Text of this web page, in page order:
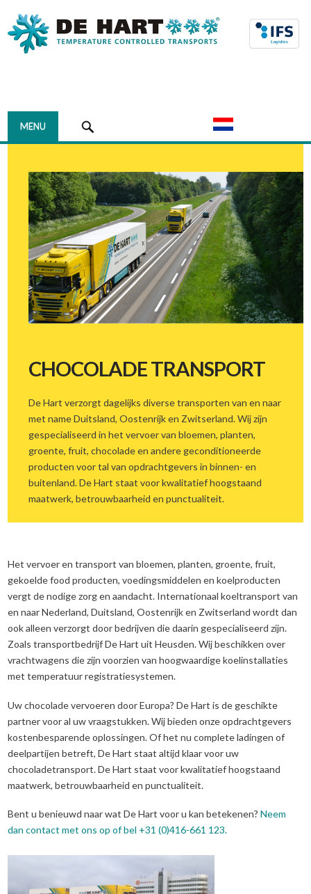
MENU Navigation
HET BEDRIJF
OVER DE HART
HISTORIE
WAAROM DE HART
CERTIFICERING
TRANSPORT
GROUPAGE
WAREHOUSING
WAGENPARK
CONTACT
CHOCOLADE TRANSPORT
De Hart verzorgt dagelijks diverse transporten van en naar
met name Duitsland, Oostenrijk en Zwitserland. Wij zijn
gespecialiseerd in het vervoer van bloemen, planten,
groente, fruit, chocolade en andere geconditioneerde
producten voor tal van opdrachtgevers in binnen- en
buitenland. De Hart staat voor kwalitatief hoogstaand
maatwerk, betrouwbaarheid en punctualiteit.
Het vervoer en transport van bloemen, planten, groente, fruit,
gekoelde food producten, voedingsmiddelen en koelproducten
vergt de nodige zorg en aandacht. Internationaal koeltransport van
en naar Nederland, Duitsland, Oostenrijk en Zwitserland wordt dan
ook alleen verzorgt door bedrijven die daarin gespecialiseerd zijn.
Zoals transportbedrijf De Hart uit Heusden. Wij beschikken over
vrachtwagens die zijn voorzien van hoogwaardige koelinstallaties
met temperatuur registratiesystemen.
Uw chocolade vervoeren door Europa? De Hart is de geschikte
partner voor al uw vraagstukken. Wij bieden onze opdrachtgevers
kostenbesparende oplossingen. Of het nu complete ladingen of
deelpartijen betreft, De Hart staat altijd klaar voor uw
chocoladetransport. De Hart staat voor kwalitatief hoogstaand
maatwerk, betrouwbaarheid en punctualiteit.
Bent u benieuwd naar wat De Hart voor u kan betekenen?Neem
dan contact met ons op of bel +31 (0)416-661 123.